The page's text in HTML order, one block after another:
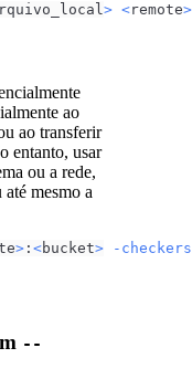
> <remote>
ao
ao transferir
entanto, usar
ou a rede,
mesmo a
> : <bucket> -checkers
--